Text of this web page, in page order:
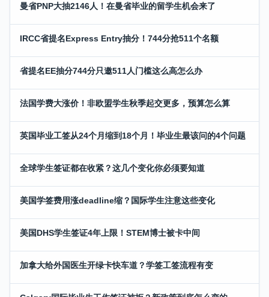
曼省PNP大抽2146人！在曼省毕业的留学生机会来了
IRCC省提名Express Entry抽分！744分抢511个名额
省提名EE抽分744分只邀511人门槛这么高怎么办
法国学费大涨价！非欧盟学生秋季起交更多，预算怎么算
英国毕业工签从24个月缩到18个月！毕业生最该问的4个问题
全球学生签证都在收紧？这几个变化你必须要知道
美国学签费用涨deadline缩？国际学生注意这些变化
美国DHS学生签证4年上限！STEM博士被卡中间
加拿大给外国医生开绿卡快车道？学签工签流程有变